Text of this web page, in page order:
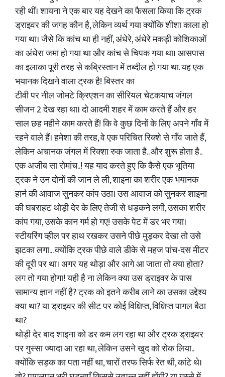
रही थीं। शायना ने एक बार यह देखने का फैसला किया कि ट्रक
ड्राइवर की जगह कौन है, लेकिन व्यर्थ गया क्योंकि शीशा काला हो
गया था। जैसे कि कांच था ही नहीं, अंधेरे, अंधेरे मकड़ी कोशिकाओं
का अंधेरा जमा हो गया था और कांच से चिपक गया था। आसपास
का इलाका पूरी तरह से कब्रिस्तान में तब्दील हो गया था. यह एक
भयानक दिखने वाला ट्रक है! बिस्तर का
टीवी पर नील जोमटे क्रिएशन का सीरियल चेटकयाच जंगल
सीजन 2 देख रहा था। दो आदमी शहर में काम करते हैं और हर
साल छह महीने काम करते हैं! कि वे कुछ दिनों के लिए अपने गाँव में
रहने वाले हैं। हमेशा की तरह, वे एक परिचित रिक्शे से गाँव जाते हैं,
लेकिन अचानक जंगल में रिक्शा रुक जाता है.. और शुरू होता है..
एक अजीब सा रोमांच..! यह याद करते हुए कि कैसे एक भूतिया
ट्रक ने उन दोनों की जान ले ली, शाइना का शरीर एक भयानक
हार्न की आवाज सुनकर कांप उठा। उस आवाज को सुनकर शाइना
की घबराहट थोड़ी देर के लिए तेजी से धड़कने लगी, उसका शरीर
कांप गया, उसके कान गर्म हो गए! उसके पेट में डर भर गया।
स्टीयरिंग व्हील पर हाथ रखकर उसने पीछे मुड़कर देखा तो उसे
झटका लगा... क्योंकि ट्रक पीछे वाले डीके से महज पांच-दस मीटर
की दूरी पर था। अगर यह थोड़ा और आगे आ जाता तो क्या होता?
लग तो गया होगा! यही है ना लेकिन क्या उस ड्राइवर के पास
सामान्य ज्ञान नहीं है? ट्रक को इतने करीब लाने का उसका उद्देश्य
क्या था? या ड्राइवर की सीट पर कोई विक्षिप्त, विक्षिप्त पागल बैठा
था?
थोड़ी देर बाद शाइना को डर कम लग रहा था और ट्रक ड्राइवर
पर गुस्सा ज्यादा आ रहा था, लेकिन उसने खुद को रोक लिया..
क्योंकि सड़क का पता नहीं था, चारों तरफ सिर्फ रेत थी, कांटे थे।